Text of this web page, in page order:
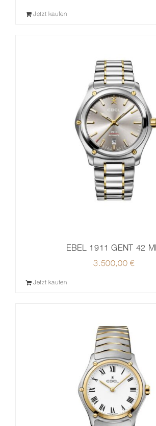
Jetzt kaufen
EBEL 1911 GENT 42
3.500,00€
Jetzt kaufen